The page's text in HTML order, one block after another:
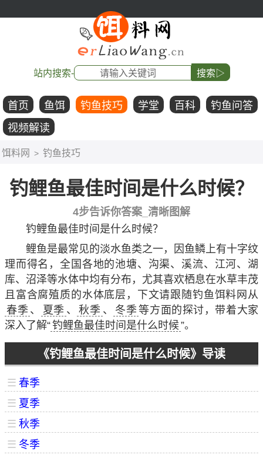
站内搜索- 搜索▷
首页 鱼饵 钓鱼技巧 学堂 百科
钓鱼问答
视频解读
饵料网 > 钓鱼技巧
钓鲤鱼最佳时间是什么时候？
4步告诉你答案_清晰图解
钓鲤鱼最佳时间是什么时候？
鲤鱼是最常见的淡水鱼类之一，因鱼鳞上有十字纹
理而得名，全国各地的池塘、沟渠、溪流、江河、湖
库、沼泽等水体中均有分布，尤其喜欢栖息在水草丰茂
且富含腐殖质的水体底层，下文请跟随钓鱼饵料网从
春季 、 夏季 、 秋季 、 冬季 等方面的探讨，带着大家
深入了解“钓鲤鱼最佳时间是什么时候”。
《钓鲤鱼最佳时间是什么时候》导读
☰ 春季
☰ 夏季
☰ 秋季
☰ 冬季